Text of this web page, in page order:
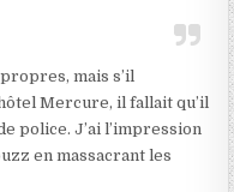
mais s’il
Mercure, il fallait qu’il
police. J’ai l’impression
en massacrant les